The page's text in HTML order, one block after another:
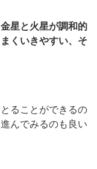
星と火星が調和的
くいきやすい、そ
ることができるの
んでみるのも良い